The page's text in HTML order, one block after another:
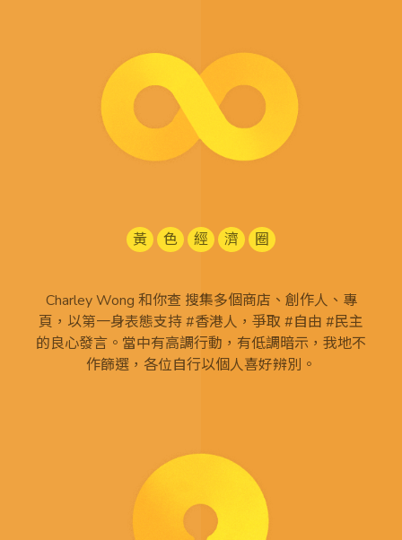
黃 色 經 濟 圈
Charley Wong 和你查 搜集多個商店、創作人、專
頁，以第一身表態支持 #香港人，爭取 #自由 #民主
的良心發言。當中有高調行動，有低調暗示，我地不
作篩選，各位自行以個人喜好辨別。